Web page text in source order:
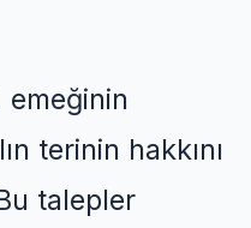
emeğinin
terinin hakkını
talepler